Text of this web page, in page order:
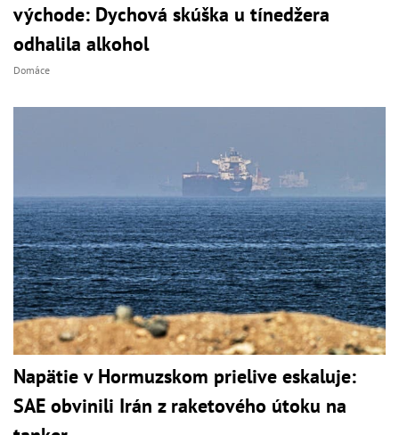
východe: Dychová skúška u tínedžera
odhalila alkohol
Domáce
Napätie v Hormuzskom prielive eskaluje:
SAE obvinili Irán z raketového útoku na